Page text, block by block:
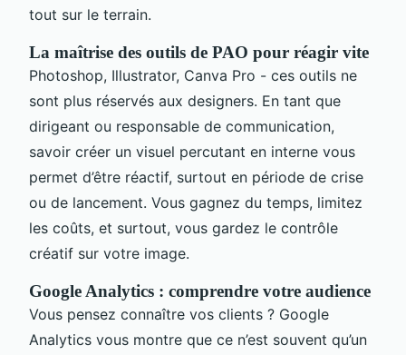
tout sur le terrain.
La maîtrise des outils de PAO pour réagir vite
Photoshop, Illustrator, Canva Pro - ces outils ne
sont plus réservés aux designers. En tant que
dirigeant ou responsable de communication,
savoir créer un visuel percutant en interne vous
permet d’être réactif, surtout en période de crise
ou de lancement. Vous gagnez du temps, limitez
les coûts, et surtout, vous gardez le contrôle
créatif sur votre image.
Google Analytics : comprendre votre audience
Vous pensez connaître vos clients ? Google
Analytics vous montre que ce n’est souvent qu’un